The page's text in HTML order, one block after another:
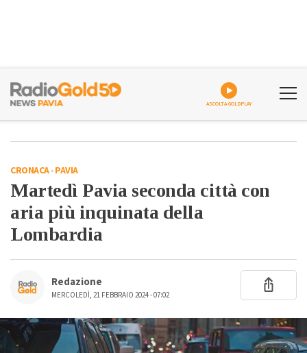
ASCOLTA GOLDPLAY
CRONACA-PAVIA
Martedì Pavia seconda città con
aria più inquinata della
Lombardia
Redazione
MERCOLEDÌ, 21 FEBBRAIO 2024 - 07:02